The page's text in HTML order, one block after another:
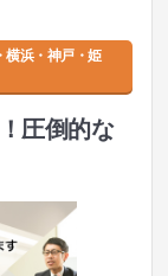
横浜・神戸・姫
圧倒的な